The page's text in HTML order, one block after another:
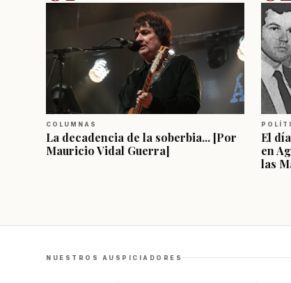
COLUMNAS
La decadencia de la soberbia... [Por
Mauricio Vidal Guerra]
El
en
las
NUESTROS AUSPICIADORES